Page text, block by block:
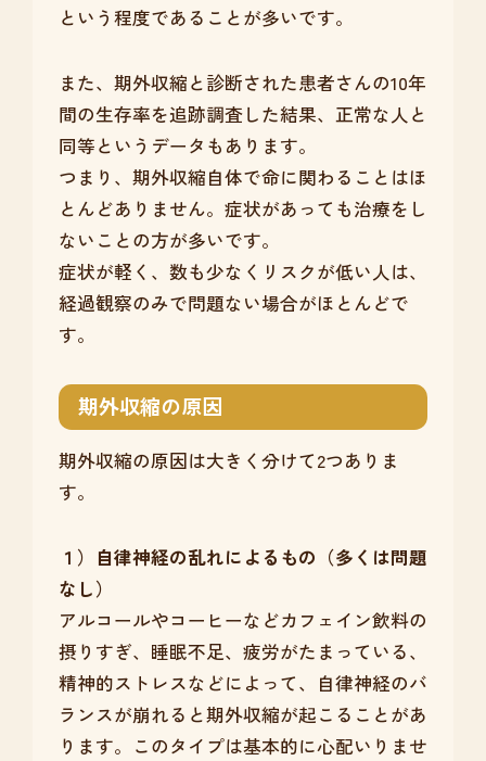
という程度であることが多いです。
また、期外収縮と診断された患者さんの10年
間の生存率を追跡調査した結果、正常な人と
同等というデータもあります。
つまり、期外収縮自体で命に関わることはほ
とんどありません。症状があっても治療をし
ないことの方が多いです。
症状が軽く、数も少なくリスクが低い人は、
経過観察のみで問題ない場合がほとんどで
す。
期外収縮の原因
期外収縮の原因は大きく分けて2つありま
す。
１）自律神経の乱れによるもの（多くは問題
なし）
アルコールやコーヒーなどカフェイン飲料の
摂りすぎ、睡眠不足、疲労がたまっている、
精神的ストレスなどによって、自律神経のバ
ランスが崩れると期外収縮が起こることがあ
ります。このタイプは基本的に心配いりませ